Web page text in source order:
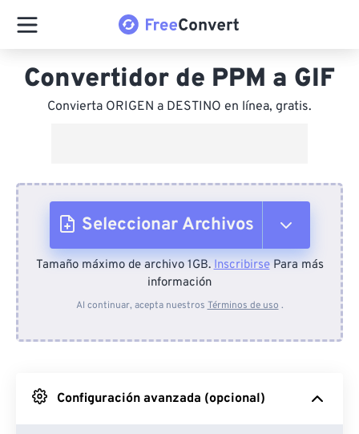
Convertidor de PPM a GIF
Convierta ORIGEN a DESTINO en línea, gratis.
Seleccionar Archivos
Desde el dispositivo
Desde Google Drive
Tamaño máximo de archivo 1GB.InscribirsePara más
información
Al continuar, acepta nuestros Términos de uso .
Configuración avanzada (opcional)